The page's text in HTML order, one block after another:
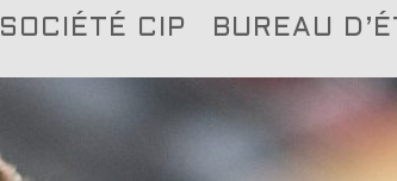
SOCIÉTÉ CIP BUREAU